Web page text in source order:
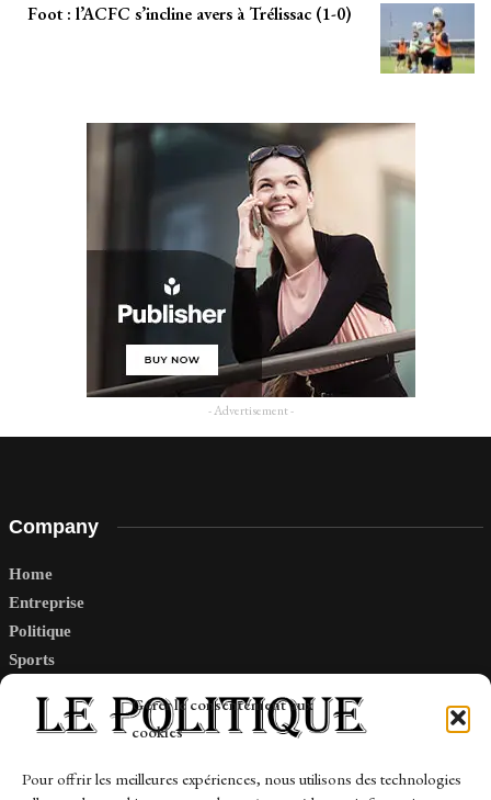
Gérer le consentement aux
cookies
Pour offrir les meilleures expériences, nous utilisons des technologies
Foot : l’ACFC s’incline avers à Trélissac (1-0)
- Advertisement -
Company
Home
Entreprise
Politique
Sports